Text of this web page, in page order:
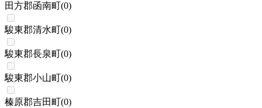
田方郡函南町(0)
駿東郡清水町(0)
駿東郡長泉町(0)
駿東郡小山町(0)
榛原郡吉田町(0)